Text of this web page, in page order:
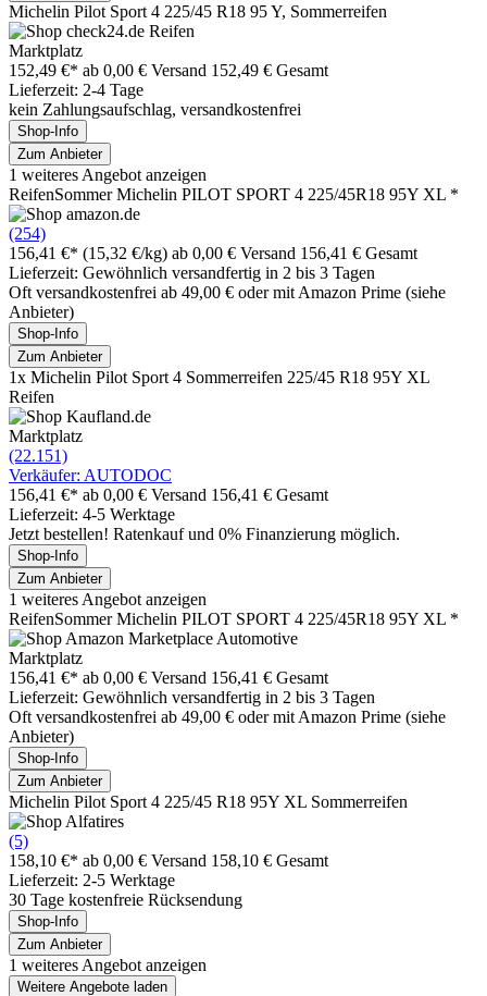
Michelin Pilot Sport 4 225/45 R18 95 Y, Sommerreifen
Marktplatz
152,49 €* ab 0,00 € Versand 152,49 € Gesamt
Lieferzeit: 2-4 Tage
kein Zahlungsaufschlag, versandkostenfrei
Shop-Info
Zum Anbieter
1 weiteres Angebot anzeigen
ReifenSommer Michelin PILOT SPORT 4 225/45R18 95Y XL *
(254)
156,41 €* (15,32 €/kg) ab 0,00 € Versand 156,41 € Gesamt
Lieferzeit: Gewöhnlich versandfertig in 2 bis 3 Tagen
Oft versandkostenfrei ab 49,00 € oder mit Amazon Prime (siehe
Anbieter)
Shop-Info
Zum Anbieter
1x Michelin Pilot Sport 4 Sommerreifen 225/45 R18 95Y XL
Reifen
Marktplatz
(22.151)
Verkäufer: AUTODOC
156,41 €* ab 0,00 € Versand 156,41 € Gesamt
Lieferzeit: 4-5 Werktage
Jetzt bestellen! Ratenkauf und 0% Finanzierung möglich.
Shop-Info
Zum Anbieter
1 weiteres Angebot anzeigen
ReifenSommer Michelin PILOT SPORT 4 225/45R18 95Y XL *
Marktplatz
156,41 €* ab 0,00 € Versand 156,41 € Gesamt
Lieferzeit: Gewöhnlich versandfertig in 2 bis 3 Tagen
Oft versandkostenfrei ab 49,00 € oder mit Amazon Prime (siehe
Anbieter)
Shop-Info
Zum Anbieter
Michelin Pilot Sport 4 225/45 R18 95Y XL Sommerreifen
(5)
158,10 €* ab 0,00 € Versand 158,10 € Gesamt
Lieferzeit: 2-5 Werktage
30 Tage kostenfreie Rücksendung
Shop-Info
Zum Anbieter
1 weiteres Angebot anzeigen
Weitere Angebote laden